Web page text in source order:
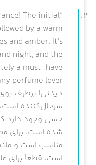
The initial
by a warm
and amber. It’s
night, and the
a must-have
perfume lover.”
دیدنی! برطرف بوی
سرحال‌کننده
حسی وجود دارد
شده است. برای
مناسب است و
است. قطعاً برای